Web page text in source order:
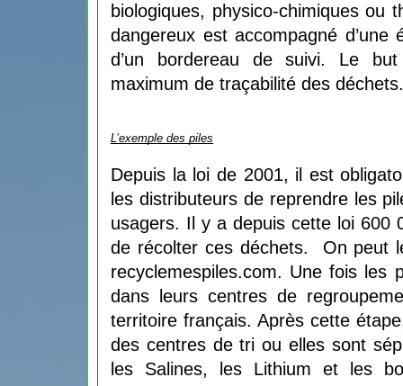
biologiques, physico-chimiques ou
dangereux est accompagné
d’un bordereau de suivi. Le but
maximum de traçabilité des
L’exemple des piles
Depuis la loi de 2001, il est
les distributeurs de reprendre les
usagers. Il y a depuis cette loi 600
de récolter ces déchets.
On peut
recyclemespiles.com. Une fois les
dans leurs centres de
territoire français. Après cette
des centres de tri ou elles sont
les Salines, les Lithium et les